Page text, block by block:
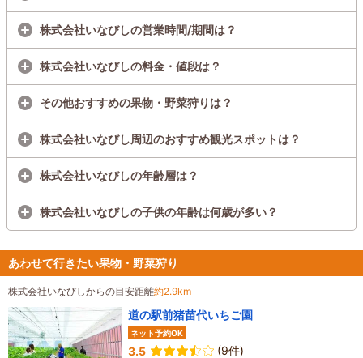
株式会社いなびしの営業時間/期間は？
株式会社いなびしの料金・値段は？
その他おすすめの果物・野菜狩りは？
株式会社いなびし周辺のおすすめ観光スポットは？
株式会社いなびしの年齢層は？
株式会社いなびしの子供の年齢は何歳が多い？
あわせて行きたい果物・野菜狩り
株式会社いなびしからの目安距離約2.9km
道の駅前猪苗代いちご園
ネット予約OK
3.5 (9件)